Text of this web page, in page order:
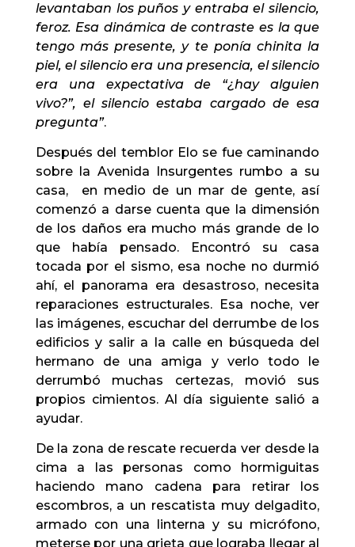
levantaban los puños y entraba el silencio,
feroz. Esa dinámica de contraste es la que
tengo más presente, y te ponía chinita la
piel, el silencio era una presencia, el silencio
era una expectativa de “¿hayalguien
vivo?”, el silencio estaba cargado de esa
pregunta”.
Después del temblor Elo se fue caminando
sobre la Avenida Insurgentes rumbo a su
casa, en medio de un mar de gente, así
comenzó a darse cuenta que la dimensión
de los daños era mucho más grande de lo
que había pensado. Encontró su casa
tocada por el sismo, esa noche no durmió
ahí, el panorama era desastroso, necesita
reparaciones estructurales. Esa noche, ver
las imágenes, escuchar del derrumbe de los
edificios y salir a la calle en búsqueda del
hermano de una amiga y verlo todo le
derrumbó muchas certezas, movió sus
propios cimientos. Al día siguiente salió a
ayudar.
De la zona de rescate recuerda ver desde la
cima a las personas como hormiguitas
haciendo mano cadena para retirar los
escombros, a un rescatista muy delgadito,
armado con una linterna y su micrófono,
meterse por una grieta que lograba llegar al